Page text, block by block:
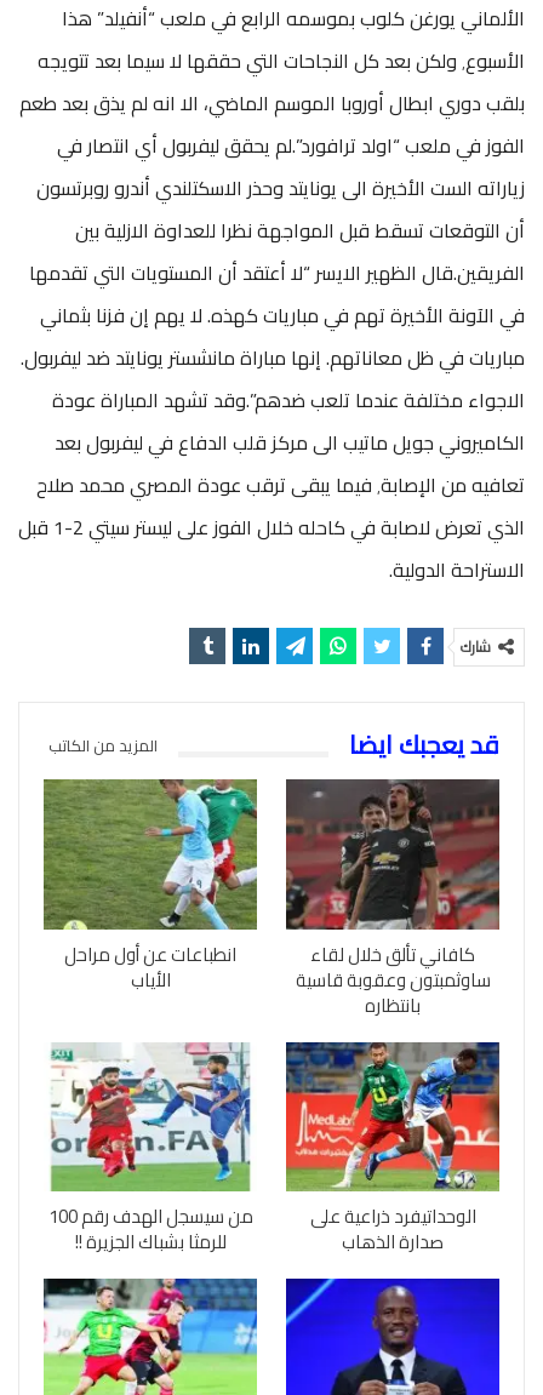
الألماني يورغن كلوب بموسمه الرابع في ملعب “أنفيلد” هذا
الأسبوع٬ ولكن بعد كل النجاحات التي حققها لا سيما بعد تتويجه
بلقب دوري ابطال أوروبا الموسم الماضي، الا انه لم يذق بعد طعم
الفوز في ملعب “اولد ترافورد”.لم يحقق ليفربول أي انتصار في
زياراته الست الأخيرة الى يونايتد وحذر الاسكتلندي أندرو روبرتسون
أن التوقعات تسقط قبل المواجهة نظرا للعداوة الازلية بين
الفريقين.قال الظهير الايسر “لا أعتقد أن المستويات التي تقدمها
في الآونة الأخيرة تهم في مباريات كهذه. لا يهم إن فزنا بثماني
مباريات في ظل معاناتهم. إنها مباراة مانشستر يونايتد ضد ليفربول.
الاجواء مختلفة عندما تلعب ضدهم”.وقد تشهد المباراة عودة
الكاميروني جويل ماتيب الى مركز قلب الدفاع في ليفربول بعد
تعافيه من الإصابة٬ فيما يبقى ترقب عودة المصري محمد صلاح
الذي تعرض لاصابة في كاحله خلال الفوز على ليستر سيتي 2-1 قبل
الاستراحة الدولية.
شارك
قد يعجبك ايضا المزيد من الكاتب
كافاني تألق خلال لقاء
ساوثمبتون وعقوبة قاسية
بانتظاره
انطباعات عن أول مراحل
الأياب
الوحداتيفرد ذراعية على
صدارة الذهاب
من سيسجل الهدف رقم 100
للرمثا بشباك الجزيرة !!